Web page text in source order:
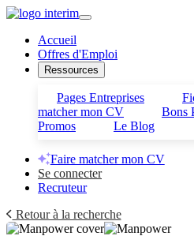
Accueil
Offres d'Emploi
Ressources
Pages Entreprises
matcher mon CV
Bons
Promos
Le Blog
Faire matcher mon CV
Se connecter
Recruteur
Retour à la recherche